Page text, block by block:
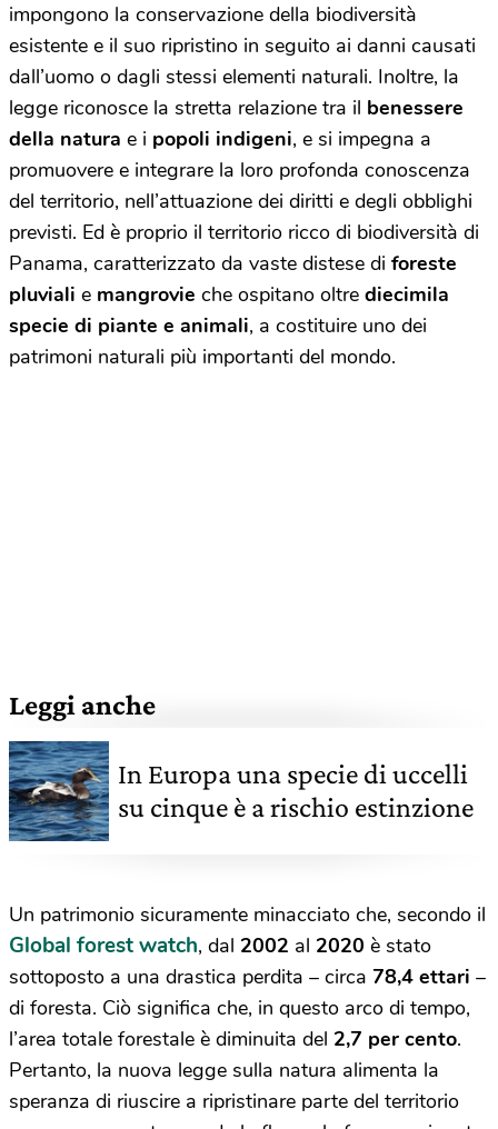
impongono la conservazione della biodiversità
esistente e il suo ripristino in seguito ai danni causati
dall’uomo o dagli stessi elementi naturali. Inoltre, la
legge riconosce la stretta relazione tra il benessere
della natura e i popoli indigeni, e si impegna a
promuovere e integrare la loro profonda conoscenza
del territorio, nell’attuazione dei diritti e degli obblighi
previsti. Ed è proprio il territorio ricco di biodiversità di
Panama, caratterizzato da vaste distese di foreste
pluviali e mangrovie che ospitano oltre diecimila
specie di piante e animali, a costituire uno dei
patrimoni naturali più importanti del mondo.
Leggi anche
In Europa una specie di uccelli
su cinque è a rischio estinzione
Un patrimonio sicuramente minacciato che, secondo il
Global forest watch, dal 2002 al 2020 è stato
sottoposto a una drastica perdita – circa 78,4 ettari –
di foresta. Ciò significa che, in questo arco di tempo,
l’area totale forestale è diminuita del 2,7 per cento.
Pertanto, la nuova legge sulla natura alimenta la
speranza di riuscire a ripristinare parte del territorio